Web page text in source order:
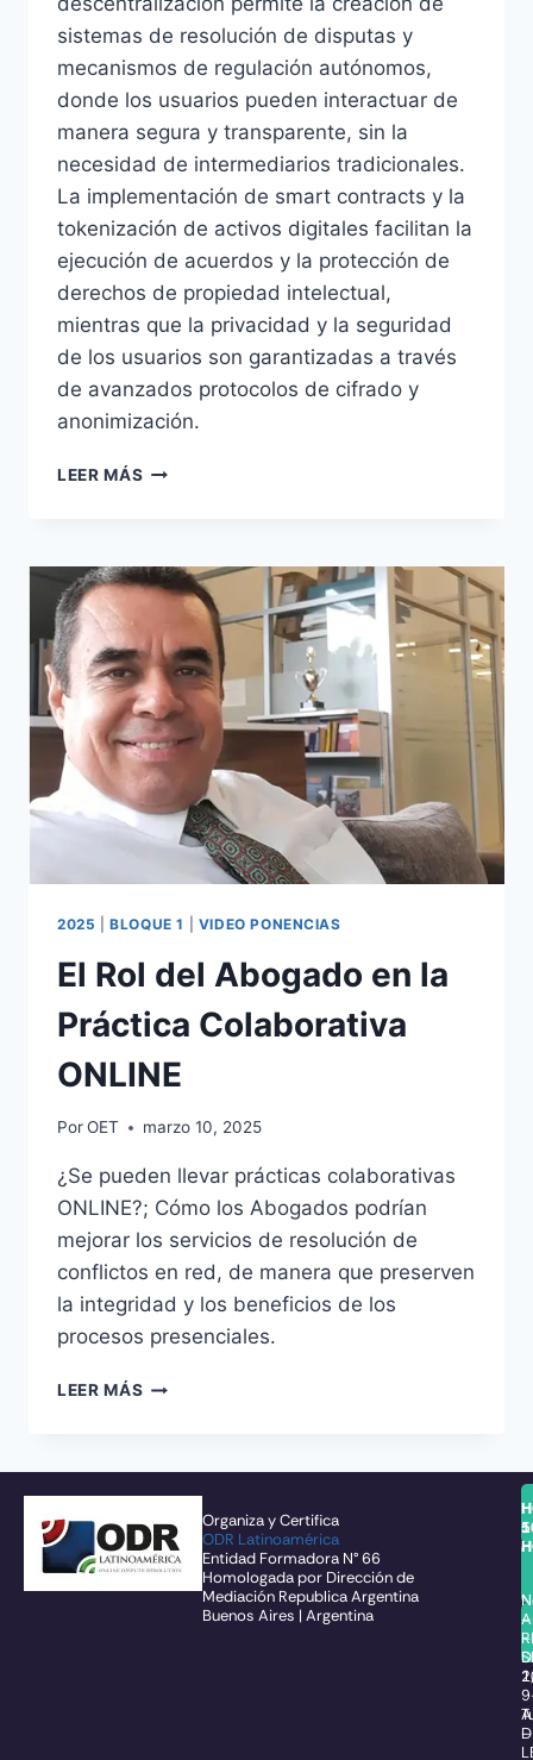
sistemas de resolución de disputas y
mecanismos de regulación autónomos,
donde los usuarios pueden interactuar de
manera segura y transparente, sin la
necesidad de intermediarios tradicionales.
La implementación de smart contracts y la
tokenización de activos digitales facilitan la
ejecución de acuerdos y la protección de
derechos de propiedad intelectual,
mientras que la privacidad y la seguridad
de los usuarios son garantizadas a través
de avanzados protocolos de cifrado y
anonimización.
LEER MÁS
2025 |BLOQUE 1 VIDEO PONENCIAS
El Rol del Abogado en la
Práctica Colaborativa
ONLINE
PorOET marzo 10, 2025
¿Se pueden llevar prácticas colaborativas
ONLINE?; Cómo los Abogados podrían
mejorar los servicios de resolución de
conflictos en red, de manera que preserven
la integridad y los beneficios de los
procesos presenciales.
LEER MÁS
Organiza y Certifica
ODR Latinoamérica
Entidad Formadora N° 66
Homologada por Dirección de
Mediación Republica Argentina
Buenos Aires | Argentina
–
–
5
–